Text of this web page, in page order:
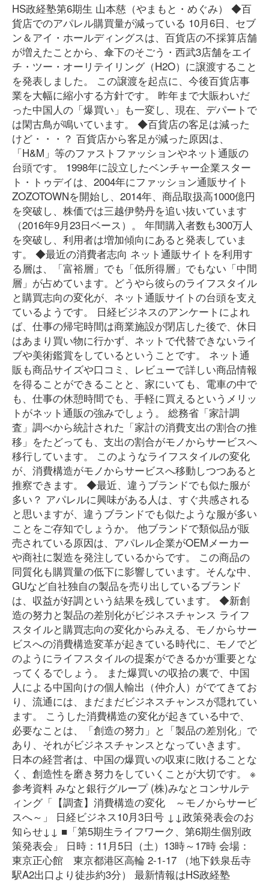
HS政経塾第6期生 山本慈（やまもと・めぐみ） ◆百
貨店でのアパレル購買量が減っている 10月6日、セブ
ン＆アイ・ホールディングスは、百貨店の不採算店舗
が増えたことから、傘下のそごう・西武3店舗をエイ
チ・ツー・オーリテイリング（H2O）に譲渡すること
を発表しました。 この譲渡を起点に、今後百貨店事
業を大幅に縮小する方針です。 昨年まで大賑わいだ
った中国人の「爆買い」も一変し、現在、デパートで
は閑古鳥が鳴いています。 ◆百貨店の客足は減った
けど・・・？ 百貨店から客足が減った原因は、
「H&M」等のファストファッションやネット通販の
台頭です。 1998年に設立したベンチャー企業スター
ト・トゥデイは、2004年にファッション通販サイト
ZOZOTOWNを開始し、2014年、商品取扱高1000億円
を突破し、株価では三越伊勢丹を追い抜いています
（2016年9月23日ベース）。 年間購入者数も300万人
を突破し、利用者は増加傾向にあると発表していま
す。 ◆最近の消費者志向 ネット通販サイトを利用す
る層は、「富裕層」でも「低所得層」でもない「中間
層」が占めています。どうやら彼らのライフスタイル
と購買志向の変化が、ネット通販サイトの台頭を支え
ているようです。 日経ビジネスのアンケートによれ
ば、仕事の帰宅時間は商業施設が閉店した後で、休日
はあまり買い物に行かず、ネットで代替できないライ
ブや美術鑑賞をしているということです。 ネット通
販も商品サイズや口コミ、レビューで詳しい商品情報
を得ることができることと、家にいても、電車の中で
も、仕事の休憩時間でも、手軽に買えるというメリッ
トがネット通販の強みでしょう。 総務省「家計調
査」調べから統計された「家計の消費支出の割合の推
移」をたどっても、支出の割合がモノからサービスへ
移行しています。 このようなライフスタイルの変化
が、消費構造がモノからサービスへ移動しつつあると
推察できます。 ◆最近、違うブランドでも似た服が
多い？ アパレルに興味がある人は、すぐ共感される
と思いますが、違うブランドでも似たような服が多い
ことをご存知でしょうか。 他ブランドで類似品が販
売されている原因は、アパレル企業がOEMメーカー
や商社に製造を発注しているからです。 この商品の
同質化も購買量の低下に影響しています。そんな中、
GUなど自社独自の製品を売り出しているブランド
は、収益が好調という結果を残しています。 ◆新創
造の努力と製品の差別化がビジネスチャンス ライフ
スタイルと購買志向の変化からみえる、モノからサー
ビスへの消費構造変革が起きている時代に、モノでど
のようにライフスタイルの提案ができるかが重要とな
ってくるでしょう。 また爆買いの収拾の裏で、中国
人による中国向けの個人輸出（仲介人）がでてきてお
り、流通には、まだまだビジネスチャンスが隠れてい
ます。 こうした消費構造の変化が起きている中で、
必要なことは、「創造の努力」と「製品の差別化」で
あり、それがビジネスチャンスとなっていきます。
日本の経営者は、中国の爆買いの収束に敗けることな
く、創造性を磨き努力をしていくことが大切です。 ※
参考資料 みなと銀行グループ (株)みなとコンサルテ
ィング「【調査】消費構造の変化 ～モノからサービ
スへ～」 日経ビジネス10月3日号 ↓↓政策発表会のお
知らせ↓↓ ■「第5期生ライフワーク、第6期生個別政
策発表会」 日時：11月5日（土）13時～17時 会場：
東京正心館 東京都港区高輪 2-1-17 （地下鉄泉岳寺
駅A2出口より徒歩約3分） 最新情報はHS政経塾